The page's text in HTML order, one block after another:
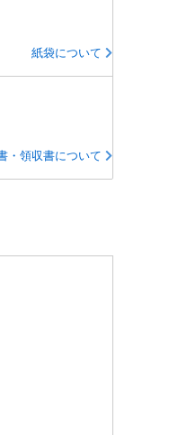
紙袋について
・領収書について